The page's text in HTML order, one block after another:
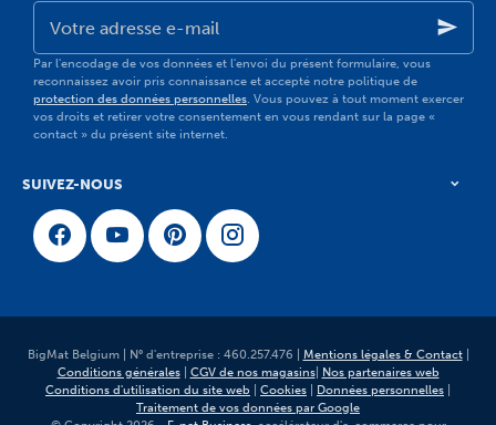
Votre
adresse
mail
Par l'encodage de vos données et l'envoi du présent formulaire, vous
reconnaissez avoir pris connaissance et accepté notre politique de
protection des données personnelles. Vous pouvez à tout moment exercer
vos droits et retirer votre consentement en vous rendant sur la page «
contact » du présent site internet.
SUIVEZ-NOUS
BigMat Belgium | N° d'entreprise : 460.257.476 | Mentions légales & Contact|
Conditions générales| CGV de nos magasins| Nos partenaires web
Conditions d'utilisation du site web
Cookies Données personnelles
Traitement de vos données par Google